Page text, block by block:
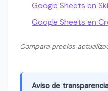
Google Sheets en
Google Sheets en
Compara precios
Aviso de